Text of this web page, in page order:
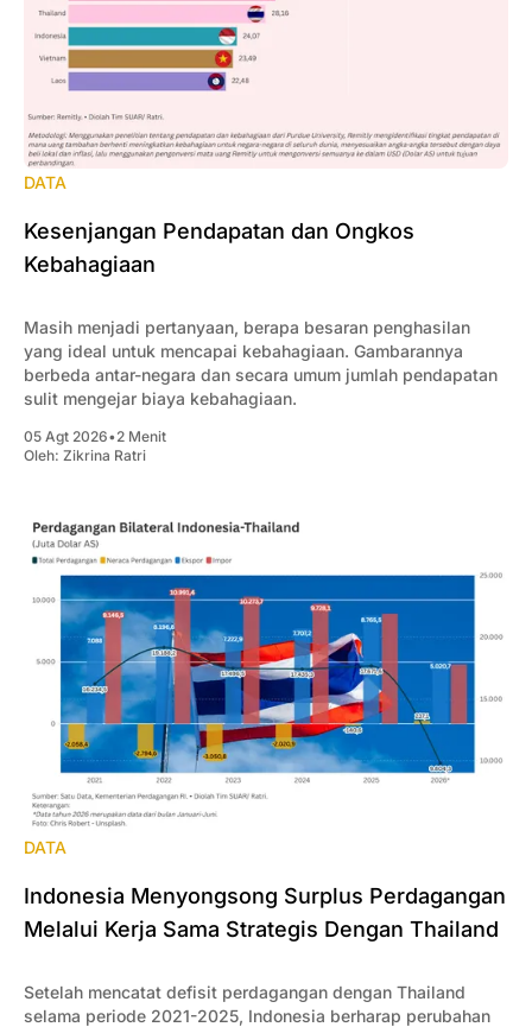
DATA
Kesenjangan Pendapatan dan Ongkos
Kebahagiaan
Masih menjadi pertanyaan, berapa besaran penghasilan
yang ideal untuk mencapai kebahagiaan. Gambarannya
berbeda antar-negara dan secara umum jumlah pendapatan
sulit mengejar biaya kebahagiaan.
05 Agt 2026•2 Menit
Oleh: Zikrina Ratri
DATA
Indonesia Menyongsong Surplus Perdagangan
Melalui Kerja Sama Strategis Dengan Thailand
Setelah mencatat defisit perdagangan dengan Thailand
selama periode 2021-2025, Indonesia berharap perubahan